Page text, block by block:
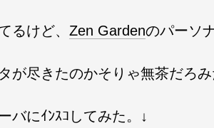
るけど、 Zen Gardenのパーソ
が尽きたのかそりゃ無茶だろ
バにｲﾝｽｺしてみた。↓